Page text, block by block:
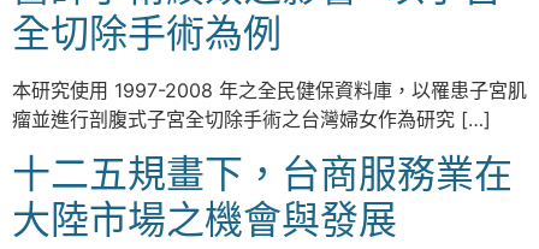
全切除手術為例
本研究使用 1997-2008 年之全民健保資料庫，以罹患子宮肌
瘤並進行剖腹式子宮全切除手術之台灣婦女作為研究 […]
十二五規畫下，台商服務業在
大陸市場之機會與發展